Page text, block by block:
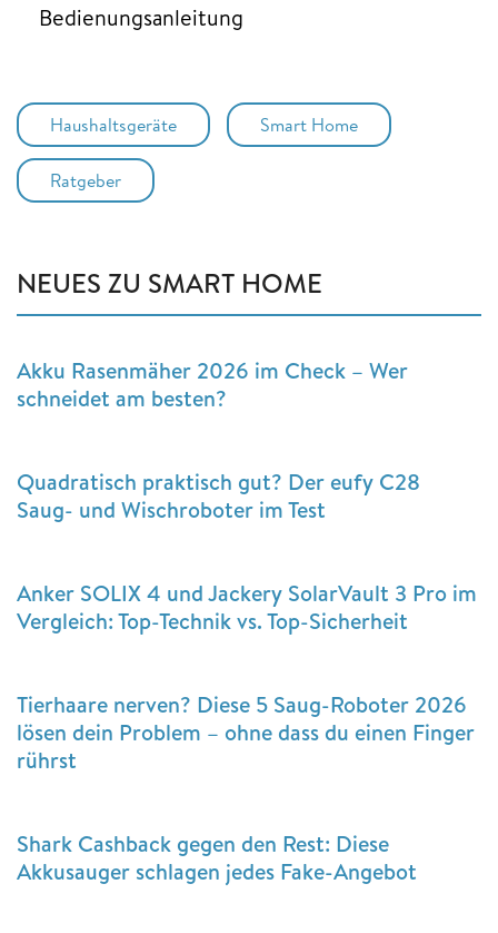
Bedienungsanleitung
Haushaltsgeräte Smart Home
Ratgeber
NEUES ZU SMART HOME
Akku Rasenmäher 2026 im Check – Wer
schneidet am besten?
Quadratisch praktisch gut? Der eufy C28
Saug- und Wischroboter im Test
Anker SOLIX 4 und Jackery SolarVault 3 Pro im
Vergleich: Top-Technik vs. Top-Sicherheit
Tierhaare nerven? Diese 5 Saug-Roboter 2026
lösen dein Problem – ohne dass du einen Finger
rührst
Shark Cashback gegen den Rest: Diese
Akkusauger schlagen jedes Fake-Angebot